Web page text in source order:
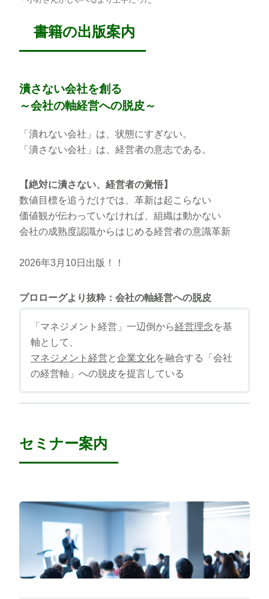
書籍の出版案内
潰さない会社を創る
～会社の軸経営への脱皮～
「潰れない会社」は、状態にすぎない。
「潰さない会社」は、経営者の意志である。
【絶対に潰さない、経営者の覚悟】
数値目標を追うだけでは、革新は起こらない
価値観が伝わっていなければ、組織は動かない
会社の成熟度認識からはじめる経営者の意識革新
2026年3月10日出版！！
プロローグより抜粋：会社の軸経営への脱皮
「マネジメント経営」一辺倒から経営理念を基
軸として、
マネジメント経営 と企業文化を融合する
「会社
の経営軸」への脱皮を提言している
セミナー案内